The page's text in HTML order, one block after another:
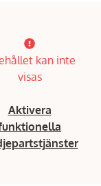
kan inte
visas
Aktivera